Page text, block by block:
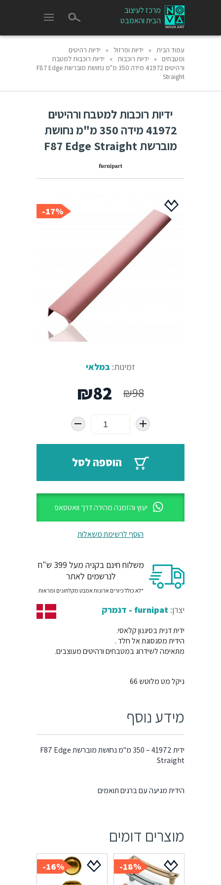
מרכז לעיצוב
הבית והאמבט
עמוד הבית » ידיות ופרזול »
ידיות רהיטים
ומטבחים
» ידיות רוכבות »
ידיות רוכבות למטבח
ורהיטים 41972 מידה 350 מ"מ נחושת מוברשת F87 Edge
Straight
ידיות רוכבות למטבח ורהיטים
41972 מידה 350 מ"מ נחושת
מוברשת F87 Edge Straight
17%-
זמינות: במלאי
₪98
המחיר
המקורי
היה:
₪98.
₪82
הנוכחי
הוא:
₪82.הוספה לסל
יעוץ והזמנה מהירה דרך וואטסאפ
הוסף לרשימת משאלות
משלוח חינם בקניה מעל 399 ש"ח
לנרשמים לאתר
*לא כולל כיורים ארונות אמבט מקלחונים ומראות
יצרן: furnipat - דנמרק
ידית דנית בסיגנון קלאסי.
הידית מסגסוגת אל חלד .
מתאימה לשידרוג במטבחים ורהיטים מעוצבים.
ניקל מט מלוטש 66
מידע נוסף
ידית 41972 – 350 מ"מ נחושת מוברשת F87 Edge
Straight
הידית מגיעה עם ברגים תואמים
מוצרים דומים
18%-
16%-